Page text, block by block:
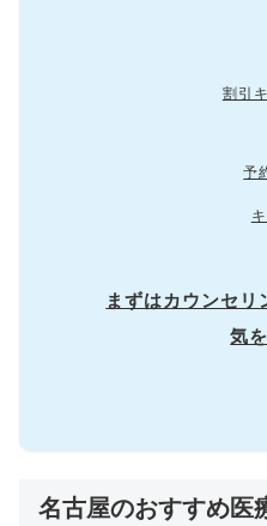
割引
予
まずはカウンセリ
気
名古屋のおすすめ医